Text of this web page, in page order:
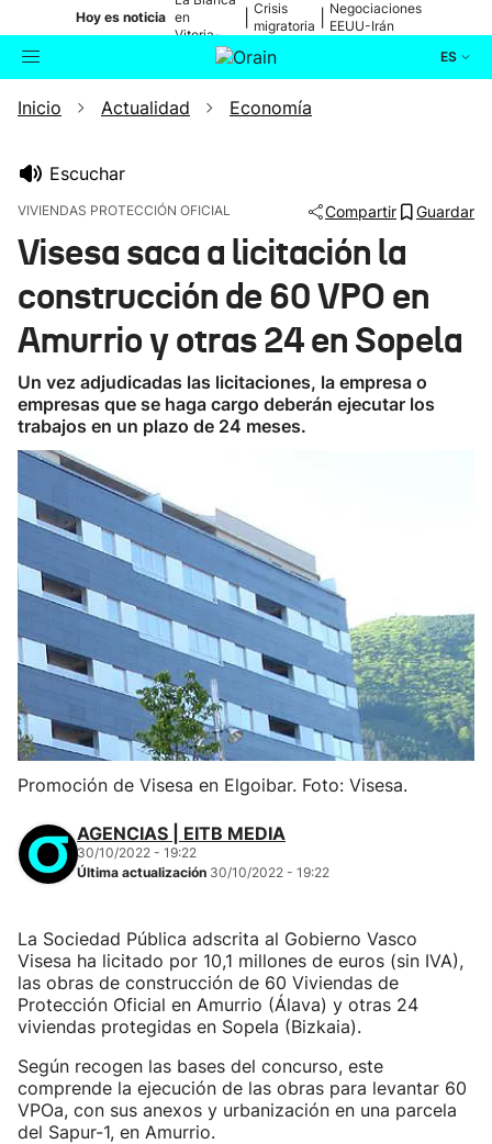
Hoy es noticia en
Vitoria-
Gasteiz
Crisis
migratoria
Negociaciones
EEUU-Irán
ES
Buscador Actualidad
Ikusmiran
Eguraldia
Inicio Actualidad Economía
Escuchar
VIVIENDAS PROTECCIÓN OFICIAL Compartir Guardar
Visesa saca a licitación la
construcción de 60 VPO en
Amurrio y otras 24 en Sopela
Un vez adjudicadas las licitaciones, la empresa o
empresas que se haga cargo deberán ejecutar los
trabajos en un plazo de 24 meses.
Promoción de Visesa en Elgoibar. Foto: Visesa.
AGENCIAS | EITB MEDIA
30/10/2022 - 19:22
Última actualización 30/10/2022 - 19:22
La Sociedad Pública adscrita al Gobierno Vasco
Visesa ha licitado por 10,1 millones de euros (sin IVA),
las obras de construcción de 60 Viviendas de
Protección Oficial en Amurrio (Álava) y otras 24
viviendas protegidas en Sopela (Bizkaia).
Según recogen las bases del concurso, este
comprende la ejecución de las obras para levantar 60
VPOa, con sus anexos y urbanización en una parcela
del Sapur-1, en Amurrio.